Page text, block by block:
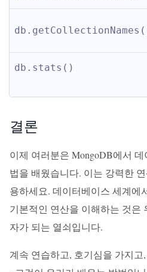
db.stats()
결론
이제 여러분은 MongoDB에서
법을 배웠습니다. 이는 강력한
용하세요. 데이터베이스 세계에
기본적인 연산을 이해하는 것은
자가 되는 열쇠입니다.
계속 연습하고, 호기심을 가지